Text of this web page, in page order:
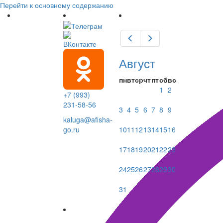
Перейти к основному содержанию
+7 (993)
231-58-56
kaluga@afisha-
go.ru
Предыдущий
Август
пнвтсрчтптсбвс
1 2
3 4 5 6 7 8 9
1011 1213141516
17181920212223
24252627282930
31